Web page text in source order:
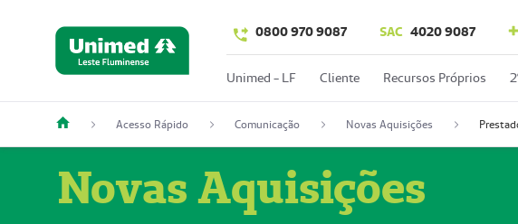
0800 970 9087 SAC 4020 9087
Unimed - LF Cliente Recursos Próprios
Acesso Rápido Comunicação Novas Aquisições
Novas Aquisições